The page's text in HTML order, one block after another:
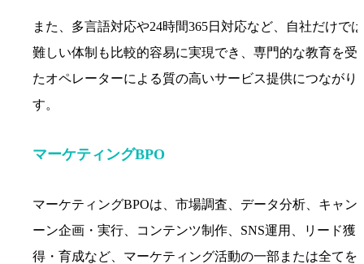
また、多言語対応や24時間365日対応など、自社だけでは
難しい体制も比較的容易に実現でき、専門的な教育を受
たオペレーターによる質の高いサービス提供につながり
す。
マーケティングBPO
マーケティングBPOは、市場調査、データ分析、キャン
ーン企画・実行、コンテンツ制作、SNS運用、リード獲
得・育成など、マーケティング活動の一部または全てを